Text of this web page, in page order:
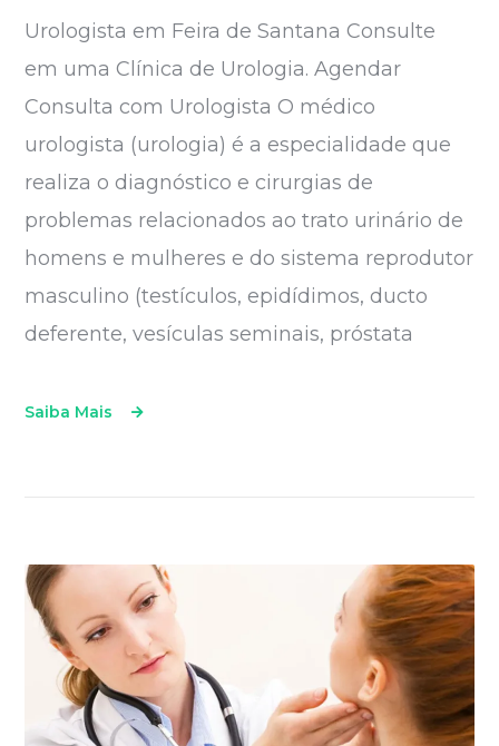
Urologista em Feira de Santana Consulte
em uma Clínica de Urologia. Agendar
Consulta com Urologista O médico
urologista (urologia) é a especialidade que
realiza o diagnóstico e cirurgias de
problemas relacionados ao trato urinário de
homens e mulheres e do sistema reprodutor
masculino (testículos, epidídimos, ducto
deferente, vesículas seminais, próstata
Saiba Mais